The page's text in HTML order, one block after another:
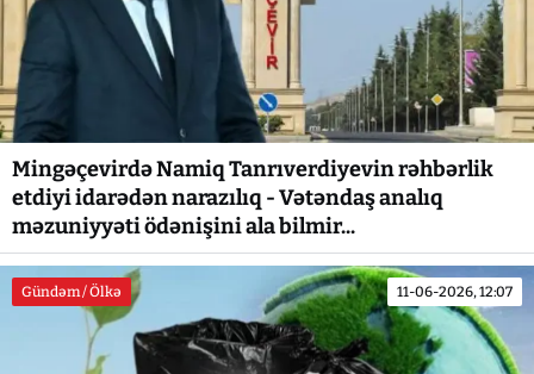
Mingəçevirdə Namiq Tanrıverdiyevin rəhbərlik
etdiyi idarədən narazılıq - Vətəndaş analıq
məzuniyyəti ödənişini ala bilmir...
Gündəm / Ölkə 11-06-2026, 12:07